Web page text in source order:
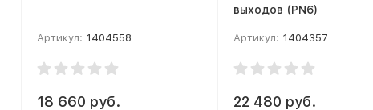
Артикул: 1404558
18 660 руб.
выходов (PN6)
Артикул: 1404357
22 480 руб.